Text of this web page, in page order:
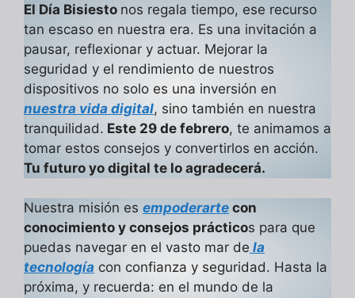
El Día Bisiesto nos regala tiempo, ese recurso
tan escaso en nuestra era. Es una invitación a
pausar, reflexionar y actuar. Mejorar la
seguridad y el rendimiento de nuestros
dispositivos no solo es una inversión en
nuestra vida digital, sino también en nuestra
tranquilidad. Este 29 de febrero, te animamos a
tomar estos consejos y convertirlos en acción.
Tu futuro yo digital te lo agradecerá.
Nuestra misión es empoderarte con
conocimiento y consejos prácticos para que
puedas navegar en el vasto mar de la
tecnología con confianza y seguridad. Hasta la
próxima, y recuerda: en el mundo de la